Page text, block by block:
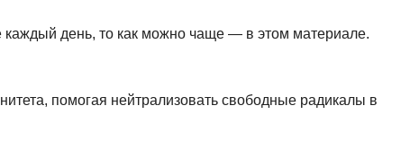
каждый день, то как можно чаще — в этом материале.
помогая нейтрализовать свободные радикалы в